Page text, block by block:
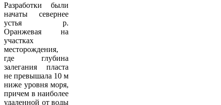
Разработки были
начаты севернее
устья р.
Оранжевая на
участках
месторождения,
где глубина
залегания пласта
не превышала 10 м
ниже уровня моря,
причем в наиболее
удаленной от воды